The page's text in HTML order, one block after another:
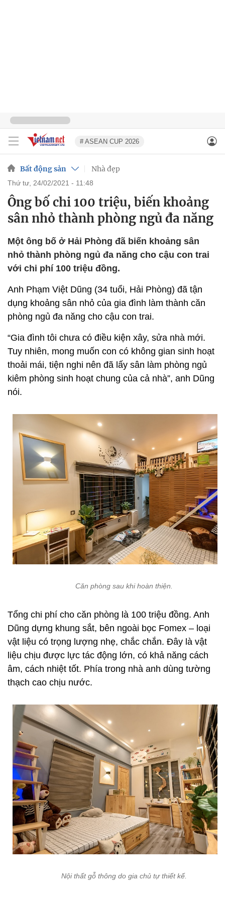
# ASEAN CUP 2026
Bất động sản Nhà đẹp
thứ tư, 24/02/2021 - 11:48
Ông bố chi 100 triệu, biến khoảng
sân nhỏ thành phòng ngủ đa năng
Một ông bố ở Hải Phòng đã biến khoảng sân
nhỏ thành phòng ngủ đa năng cho cậu con trai
với chi phí 100 triệu đồng.
Anh Phạm Việt Dũng (34 tuổi, Hải Phòng) đã tận
dụng khoảng sân nhỏ của gia đình làm thành căn
phòng ngủ đa năng cho cậu con trai.
“Gia đình tôi chưa có điều kiện xây, sửa nhà mới.
Tuy nhiên, mong muốn con có không gian sinh hoạt
thoải mái, tiện nghi nên đã lấy sân làm phòng ngủ
kiêm phòng sinh hoạt chung của cả nhà”, anh Dũng
nói.
Căn phòng sau khi hoàn thiện.
Tổng chi phí cho căn phòng là 100 triệu đồng. Anh
Dũng dựng khung sắt, bên ngoài bọc Fomex – loại
vật liệu có trọng lượng nhẹ, chắc chắn. Đây là vật
liệu chịu được lực tác động lớn, có khả năng cách
âm, cách nhiệt tốt. Phía trong nhà anh dùng tường
thạch cao chịu nước.
Nội thất gỗ thông do gia chủ tự thiết kế.